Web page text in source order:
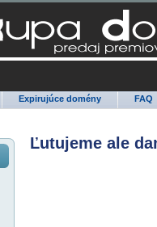
Expirujúce domény FAQ
Ľutujeme ale